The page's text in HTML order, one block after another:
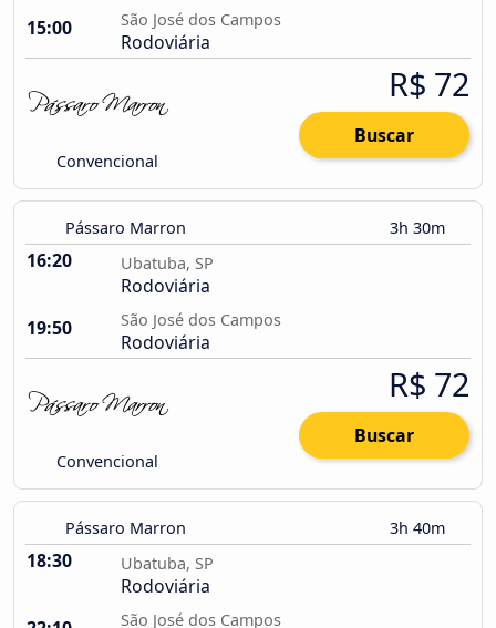
15:00
São José dos Campos
Rodoviária
Convencional
R$ 72
Buscar
Pássaro Marron 3h 30m
16:20 Ubatuba, SP
Rodoviária
19:50
São José dos Campos
Rodoviária
Convencional
R$ 72
Buscar
Pássaro Marron 3h 40m
18:30 Ubatuba, SP
Rodoviária
São José dos Campos